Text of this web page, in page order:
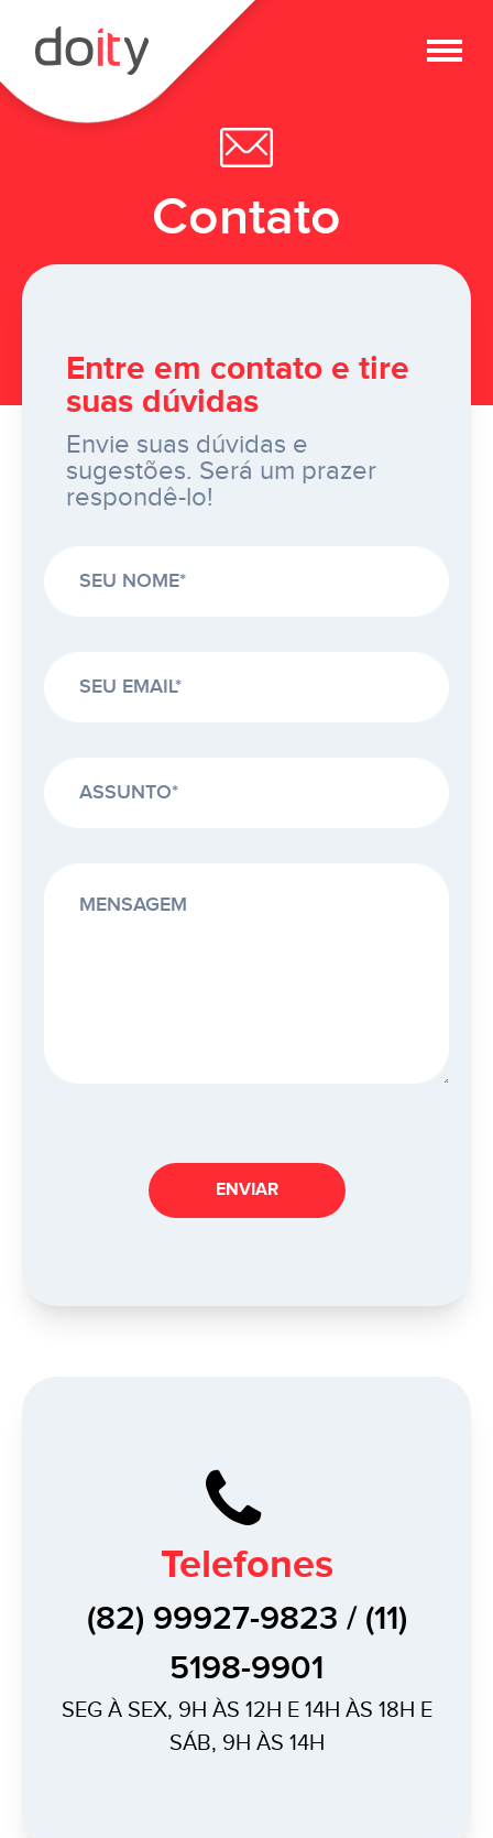
Contato
Entre em contato e tire
suas dúvidas
Envie suas dúvidas e
sugestões. Será um prazer
respondê-lo!
ENVIAR
Telefones
(82) 99927-9823 / (11)
5198-9901
SEG À SEX, 9H ÀS 12H E 14H ÀS 18H E
SÁB, 9H ÀS 14H